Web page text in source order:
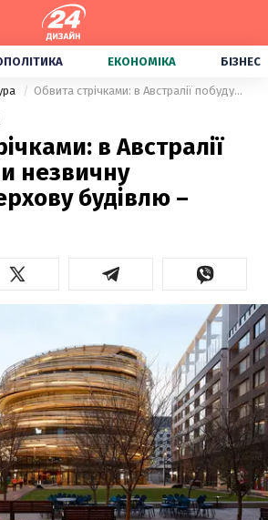
ЕКОНОМІКА БІЗНЕС
Обвита стрічками: в Австралії побудували незвичну шестиповерхову будівлю – фото
в Австралії
незвичну
будівлю –